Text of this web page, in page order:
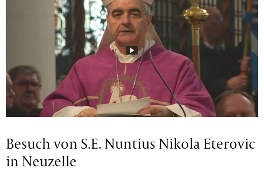
Besuch von S.E. Nuntius Nikola Eterovic
in Neuzelle